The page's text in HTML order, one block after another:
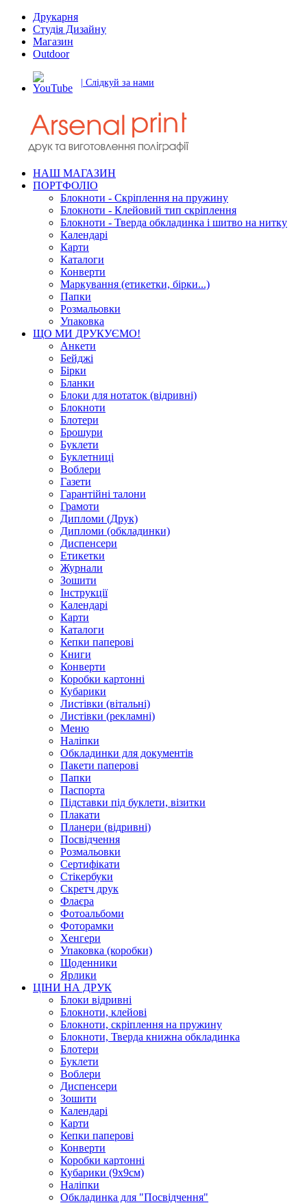
Друкарня
Студія Дизайну
Магазин
Outdoor
| Слідкуй за нами
НАШ МАГАЗИН
ПОРТФОЛІО
Блокноти - Скріплення на пружину
Блокноти - Клейовий тип скріплення
Блокноти - Тверда обкладинка і шитво на нитку
Календарі
Карти
Каталоги
Конверти
Маркування (етикетки, бірки...)
Папки
Розмальовки
Упаковка
ЩО МИ ДРУКУЄМО!
Анкети
Бейджі
Бірки
Бланки
Блоки для нотаток (відривні)
Блокноти
Блотери
Брошури
Буклети
Буклетниці
Воблери
Газети
Гарантійні талони
Грамоти
Дипломи (Друк)
Дипломи (обкладинки)
Диспенсери
Етикетки
Журнали
Зошити
Інструкції
Календарі
Карти
Каталоги
Кепки паперові
Книги
Конверти
Коробки картонні
Кубарики
Листівки (вітальні)
Листівки (рекламні)
Меню
Наліпки
Обкладинки для документів
Пакети паперові
Папки
Паспорта
Підставки під буклети, візитки
Плакати
Планери (відривні)
Посвідчення
Розмальовки
Сертифікати
Стікербуки
Скретч друк
Флаєра
Фотоальбоми
Фоторамки
Хенгери
Упаковка (коробки)
Щоденники
Ярлики
ЦІНИ НА ДРУК
Блоки відривні
Блокноти, клейові
Блокноти, скріплення на пружину
Блокноти, Тверда книжна обкладинка
Блотери
Буклети
Воблери
Диспенсери
Зошити
Календарі
Карти
Кепки паперові
Конверти
Коробки картонні
Кубарики (9х9см)
Наліпки
Обкладинка для "Посвідчення"